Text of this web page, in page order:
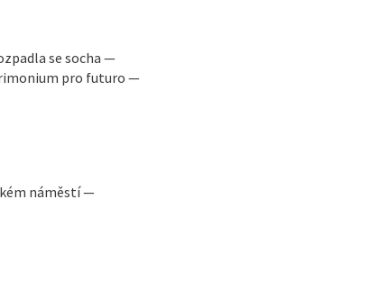
se socha —
pro futuro —
náměstí —